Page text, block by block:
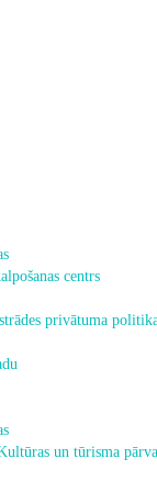
centrs
privātuma
un tūrisma